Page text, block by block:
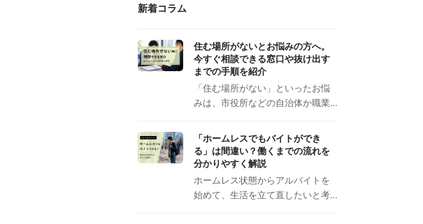
新着コラム
住む場所がないとお悩みの方へ。
今すぐ相談できる窓口や抜け出す
までの手順を紹介
「住む場所がない」といったお悩
みは、市役所などの自治体か職業…
「ホームレスでもバイトができ
る」は間違い？働くまでの流れを
分かりやすく解説
ホームレス状態からアルバイトを
始めて、生活を立て直したいと考…